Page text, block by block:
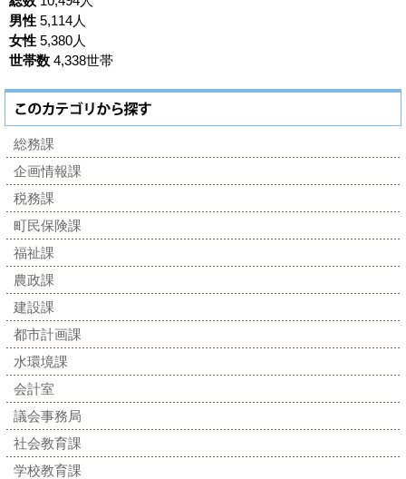
男性 5,114人
女性 5,380人
世帯数 4,338世帯
総務課
企画情報課
税務課
町民保険課
福祉課
農政課
建設課
都市計画課
水環境課
会計室
議会事務局
社会教育課
学校教育課